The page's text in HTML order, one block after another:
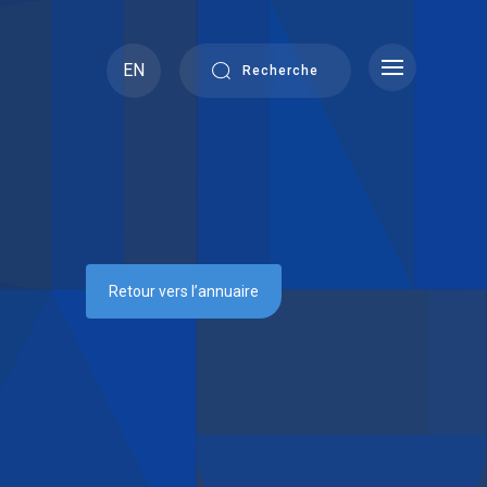
EN Recherche
Retour vers l’annuaire